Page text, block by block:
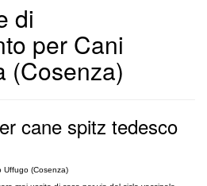
di
per Cani
(Cosenza)
cane spitz tedesco
Uffugo (Cosenza)